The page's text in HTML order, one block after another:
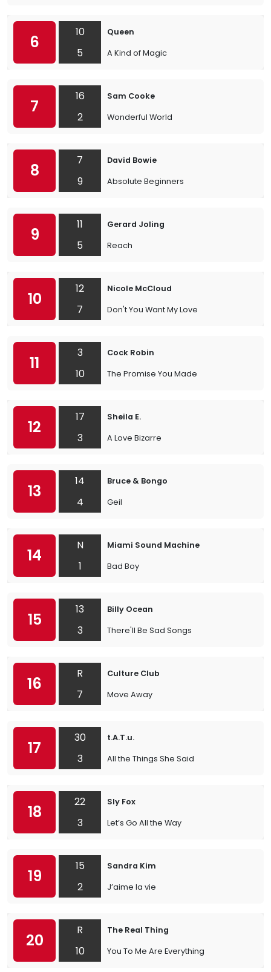
6
10
5
Queen
A Kind of Magic
7
16
2
Sam Cooke
Wonderful World
8
7
9
David Bowie
Absolute Beginners
9
11
5
Gerard Joling
Reach
10
12
7
Nicole McCloud
Don't You Want My Love
11
3
10
Cock Robin
The Promise You Made
12
17
3
Sheila E.
A Love Bizarre
13
14
4
Bruce & Bongo
Geil
14
N
1
Miami Sound Machine
Bad Boy
15
13
3
Billy Ocean
There'll Be Sad Songs
16
R
7
Culture Club
Move Away
17
30
3
t.A.T.u.
All the Things She Said
18
22
3
Sly Fox
Let’s Go All the Way
19
15
2
Sandra Kim
J’aime la vie
20
R
10
The Real Thing
You To Me Are Everything